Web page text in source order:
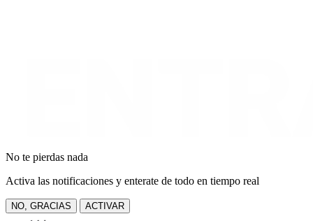
No te pierdas nada
Activa las notificaciones y enterate de todo en tiempo real
NO, GRACIAS ACTIVAR